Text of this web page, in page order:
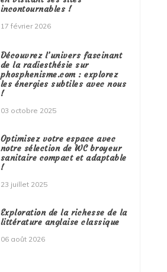
incontournables !
17 février 2026
Découvrez l’univers fascinant
de la radiesthésie sur
phosphenisme.com : explorez
les énergies subtiles avec nous
!
03 octobre 2025
Optimisez votre espace avec
notre sélection de WC broyeur
sanitaire compact et adaptable
!
23 juillet 2025
Exploration de la richesse de la
littérature anglaise classique
06 août 2026